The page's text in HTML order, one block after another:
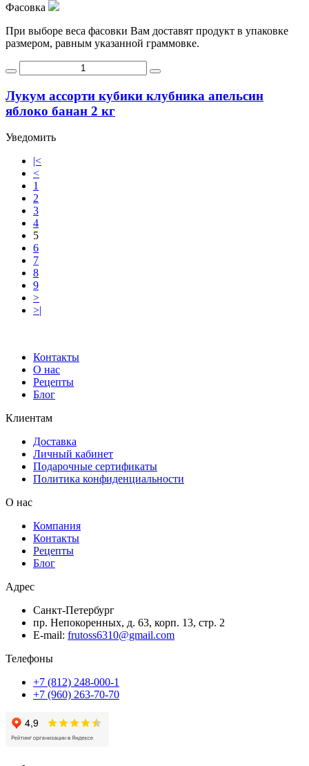
Фасовка
При выборе веса фасовки Вам доставят продукт в упаковке
размером, равным указанной граммовке.
Лукум ассорти кубики клубника апельсин
яблоко банан 2 кг
Уведомить
|<
<
1
2
3
4
5
6
7
8
9
>
>|
Контакты
О нас
Рецепты
Блог
Клиентам
Доставка
Личный кабинет
Подарочные сертификаты
Политика конфиденциальности
О нас
Компания
Контакты
Рецепты
Блог
Адрес
Санкт-Петербург
пр. Непокоренных, д. 63, корп. 13, стр. 2
E-mail: frutoss6310@gmail.com
Телефоны
+7 (812) 248-000-1
+7 (960) 263-70-70